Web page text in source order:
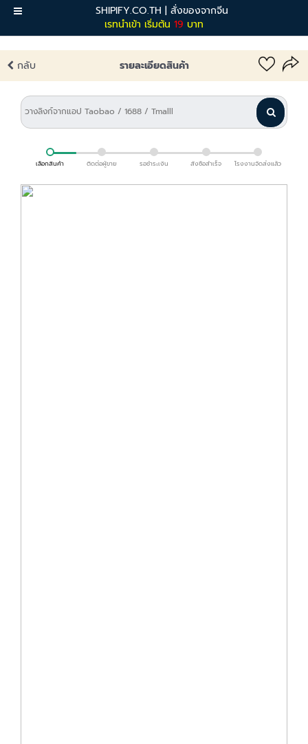
SHIPIFY.CO.TH | สั่งของจากจีน
เรทนำเข้า เริ่มต้น 19 บาท
เมนู
กลับ รายละเอียดสินค้า
เลือกสินค้า ติดต่อผู้ขาย รอชำระเงิน สั่งซื้อสำเร็จ โรงงานจัดส่งแล้ว